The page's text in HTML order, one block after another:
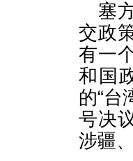
塞
交政
有一
和国
的“台
号决
涉疆